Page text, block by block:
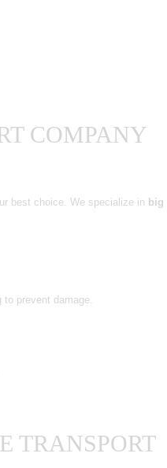
COMPANY
best choice. We specialize in big
prevent damage.
TRANSPORT